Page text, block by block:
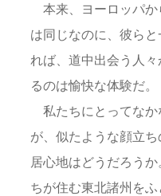
本来、ヨーロッパか
は同じなのに、彼ら
れば、道中出会う人
るのは愉快な体験だ。
私たちにとってなか
が、似たような顔立
居心地はどうだろう
ちが住む東北諸州をふ